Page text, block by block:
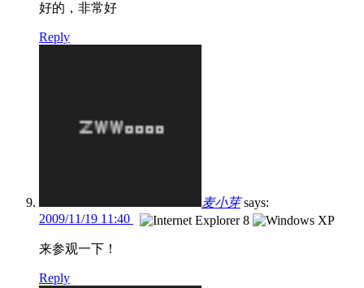
好的，非常好
Reply
麦小芽 says:
2009/11/19 11:40
来参观一下！
Reply